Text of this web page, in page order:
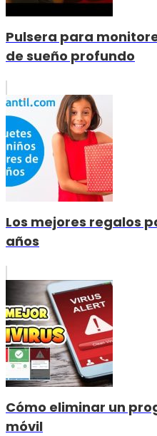
Pulsera para
de sueño profundo
Los mejores regalos
años
Cómo eliminar un
móvil